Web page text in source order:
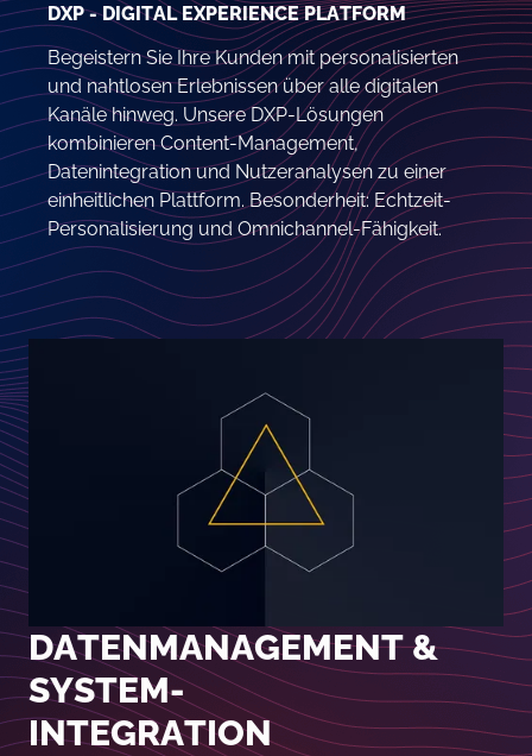
DXP - DIGITAL EXPERIENCE PLATFORM
Begeistern Sie Ihre Kunden mit personalisierten
und nahtlosen Erlebnissen über alle digitalen
Kanäle hinweg. Unsere DXP-Lösungen
kombinieren Content-Management,
Datenintegration und Nutzeranalysen zu einer
einheitlichen Plattform. Besonderheit: Echtzeit-
Personalisierung und Omnichannel-Fähigkeit.
DATENMANAGEMENT &
SYSTEM-
INTEGRA TION